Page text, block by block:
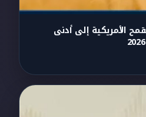
الأمريكية إلى أدنى